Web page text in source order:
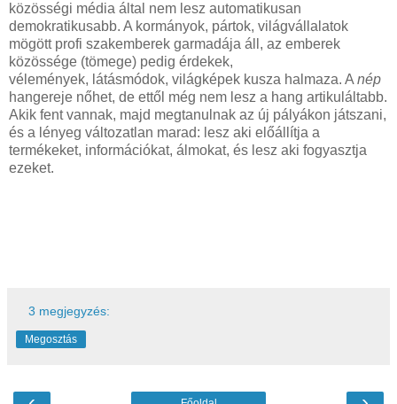
közösségi média által nem lesz automatikusan
demokratikusabb. A kormányok, pártok, világvállalatok
mögött profi szakemberek garmadája áll, az emberek
közössége (tömege) pedig érdekek,
vélemények, látásmódok, világképek kusza halmaza. A nép
hangereje nőhet, de ettől még nem lesz a hang artikuláltabb.
Akik fent vannak, majd megtanulnak az új pályákon játszani,
és a lényeg változatlan marad: lesz aki előállítja a
termékeket, információkat, álmokat, és lesz aki fogyasztja
ezeket.
3 megjegyzés:
Megosztás